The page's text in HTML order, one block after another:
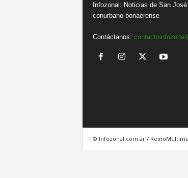
Infozonal: Noticias de San
conurbano bonaerense
Contáctanos:
© Infozonal.com.ar /